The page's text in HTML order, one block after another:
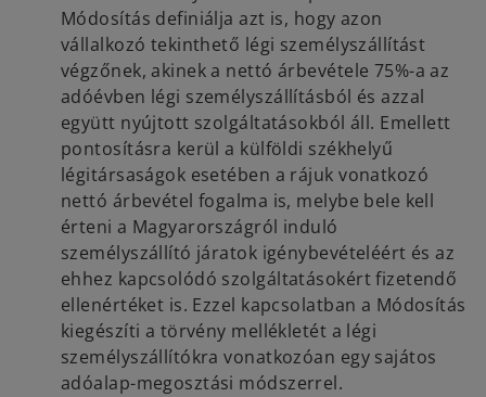
Módosítás definiálja azt is, hogy azon
vállalkozó tekinthető légi személyszállítást
végzőnek, akinek a nettó árbevétele 75%-a az
adóévben légi személyszállításból és azzal
együtt nyújtott szolgáltatásokból áll. Emellett
pontosításra kerül a külföldi székhelyű
légitársaságok esetében a rájuk vonatkozó
nettó árbevétel fogalma is, melybe bele kell
érteni a Magyarországról induló
személyszállító járatok igénybevételéért és az
ehhez kapcsolódó szolgáltatásokért fizetendő
ellenértéket is. Ezzel kapcsolatban a Módosítás
kiegészíti a törvény mellékletét a légi
személyszállítókra vonatkozóan egy sajátos
adóalap-megosztási módszerrel.